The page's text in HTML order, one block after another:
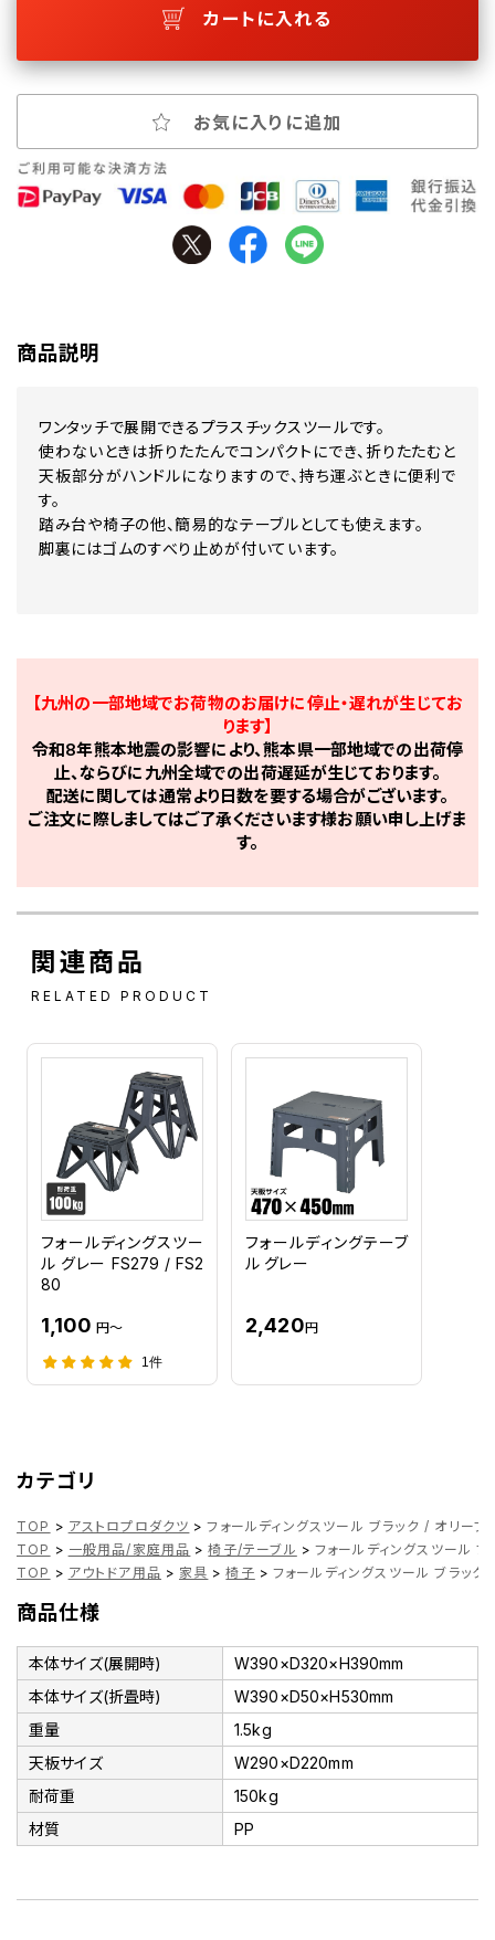
カートに入れる
お気に入りに追加
商品説明
ワンタッチで展開できるプラスチックスツールです。
使わないときは折りたたんでコンパクトにでき、折りたたむと
天板部分がハンドルになりますので、持ち運ぶときに便利で
す。
踏み台や椅子の他、簡易的なテーブルとしても使えます。
脚裏にはゴムのすべり止めが付いています。
【九州の一部地域でお荷物のお届けに停止・遅れが生じてお
ります】
令和8年熊本地震の影響により、熊本県一部地域での出荷停
止、ならびに九州全域での出荷遅延が生じております。
配送に関しては通常より日数を要する場合がございます。
ご注文に際しましてはご了承くださいます様お願い申し上げま
す。
関連商品
RELATED PRODUCT
フォールディングスツー
ル グレー FS279 / FS2
80
1,100 円～
1件
フォールディングテーブ
ル グレー
2,420円
カテゴリ
TOP > アストロプロダクツ > フォールディングスツール ブラック / オリーブ
TOP > 一般用品/家庭用品 > 椅子/テーブル > フォールディングスツール
TOP > アウトドア用品 > 家具 > 椅子 > フォールディングスツール ブラッ
商品仕様
本体サイズ(展開時)
W390×D320×H390mm
本体サイズ(折畳時)
W390×D50×H530mm
重量
1.5kg
天板サイズ
W290×D220mm
耐荷重
150kg
材質
PP